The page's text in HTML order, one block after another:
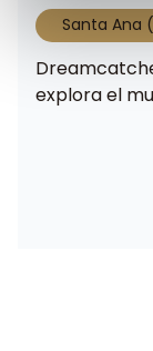
Santa Ana
explora el